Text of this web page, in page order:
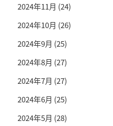
2024年11月 (24)
2024年10月 (26)
2024年9月 (25)
2024年8月 (27)
2024年7月 (27)
2024年6月 (25)
2024年5月 (28)